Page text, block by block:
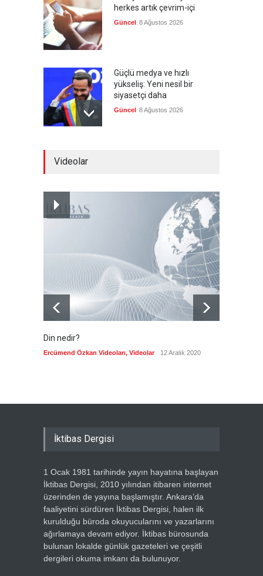
herkes artık çevrim-içi
Güncel 8 Ağustos 2026
Güçlü medya ve hızlı
yükseliş: Yeni nesil bir
siyasetçi daha
Güncel 8 Ağustos 2026
Kolombiya, solcu Petro'nun
yerine aşırı sağcı Espriella'yı
Güncel 8 Ağustos 2026
Videolar
Din nedir?
Ercümend Özkan Videoları, Videolar 12 Aralık 2020
İktibas Dergisi
1 Ocak 1981 tarihinde yayın hayatına başlayan
İktibas Dergisi, 2010 yılından itibaren internet
üzerinden de yayına başlamıştır. Ankara’da
faaliyetini sürdüren İktibas Dergisi, halen ilk
kurulduğu büroda okuyucularını ve yazarlarını
ağırlamaya devam ediyor. İktibas bürosunda
bulunan lokalde günlük gazeteleri ve çeşitli
dergileri okuma imkanı da bulunuyor.